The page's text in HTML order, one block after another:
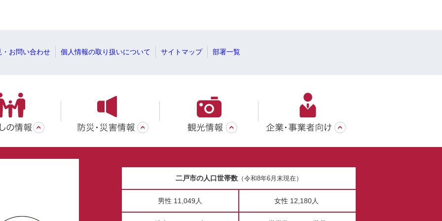
・お問い合わせ 個人情報の取り扱いについて サイトマップ 部署一覧
二戸市の人口世帯数（令和8年6月末現在）
男性 11,049人 女性 12,180人